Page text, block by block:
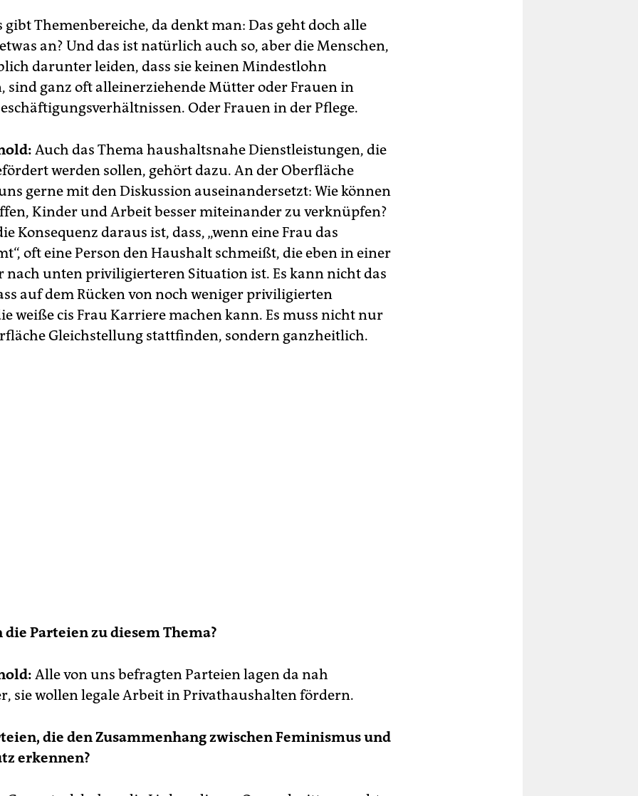
gibt Themenbereiche, da denkt man: Das geht doch alle
an? Und das ist natürlich auch so, aber die Menschen,
darunter leiden, dass sie keinen Mindestlohn
sind ganz oft alleinerziehende Mütter oder Frauen in
Oder Frauen in der Pflege.
Auch das Thema haushaltsnahe Dienstleistungen, die
werden sollen, gehört dazu. An der Oberfläche
gerne mit den Diskussion auseinandersetzt: Wie können
Kinder und Arbeit besser miteinander zu verknüpfen?
Konsequenz daraus ist, dass, „wenn eine Frau das
oft eine Person den Haushalt schmeißt, die eben in einer
nach unten priviligierteren Situation ist. Es kann nicht das
auf dem Rücken von noch weniger priviligierten
weiße cis Frau Karriere machen kann. Es muss nicht nur
Gleichstellung stattfinden, sondern ganzheitlich.
die Parteien zu diesem Thema?
Alle von uns befragten Parteien lagen da nah
sie wollen legale Arbeit in Privathaushalten fördern.
die den Zusammenhang zwischen Feminismus und
erkennen?